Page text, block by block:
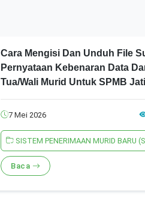
Cara Mengisi Dan Unduh File
Pernyataan Kebenaran Data
Tua/Wali Murid Untuk SPMB
7 Mei 2026
SISTEM PENERIMAAN MURID BARU
Baca